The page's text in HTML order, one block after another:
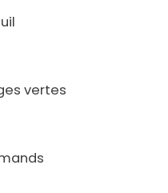
vertes